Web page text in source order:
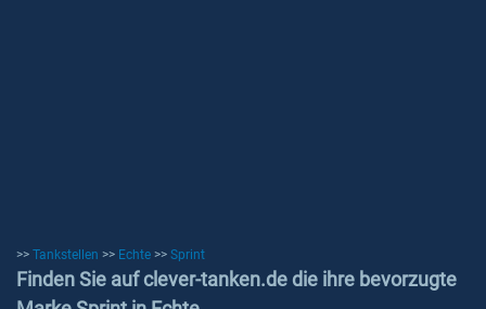
>> Tankstellen >> Echte >> Sprint
Finden Sie auf clever-tanken.de die ihre bevorzugte